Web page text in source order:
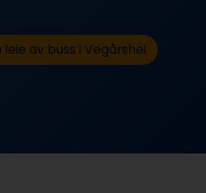
av buss i Vegårshei